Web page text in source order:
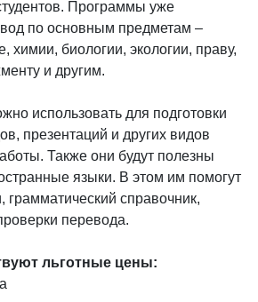
Программы уже
по основным предметам –
химии, биологии, экологии, праву,
и другим.
использовать для подготовки
презентаций и других видов
Также они будут полезны
языки. В этом им помогут
справочник,
перевода.
льготные цены: